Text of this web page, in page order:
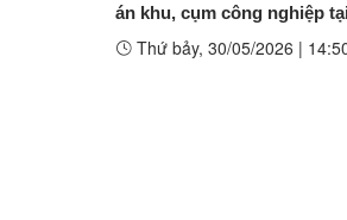
án khu, cụm công nghiệp
Thứ bảy, 30/05/2026 |